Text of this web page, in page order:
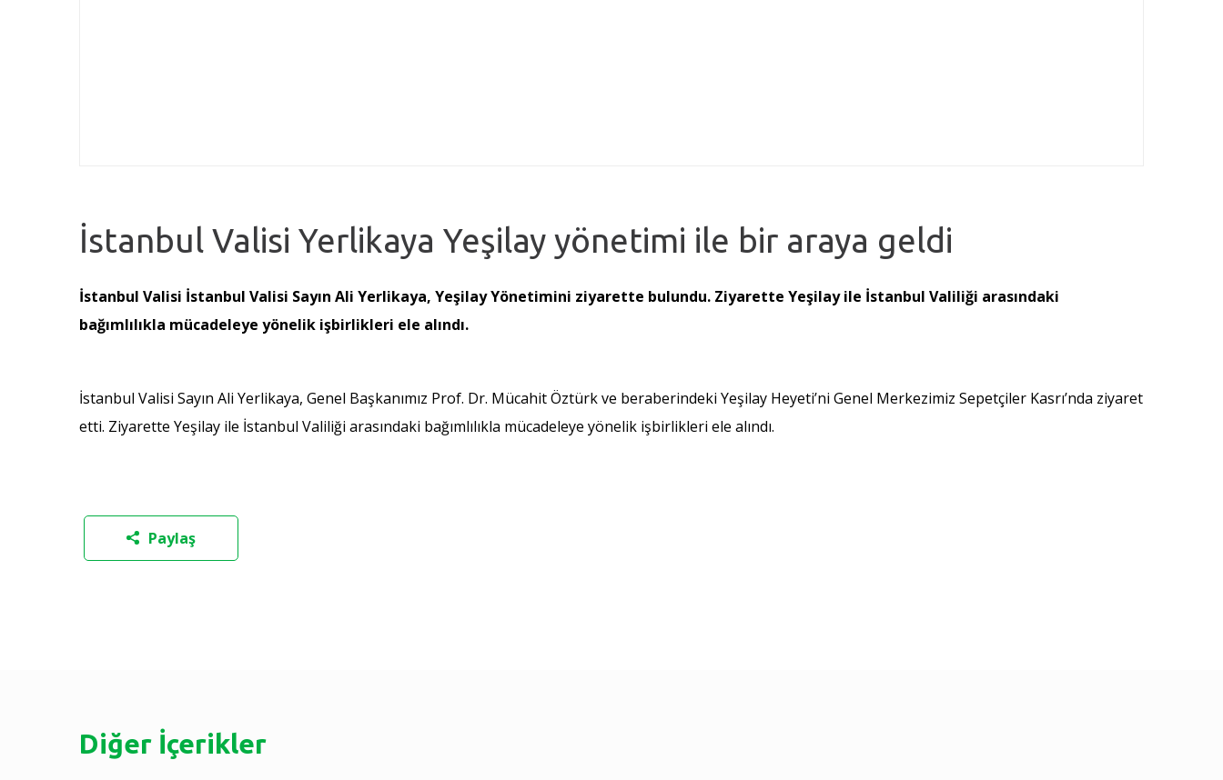
İstanbul Valisi Yerlikaya Yeşilay yönetimi ile bir araya geldi
İstanbul Valisi İstanbul Valisi Sayın Ali Yerlikaya, Yeşilay Yönetimini ziyarette bulundu. Ziyarette Yeşilay ile İstanbul Valiliği arasındaki
bağımlılıkla mücadeleye yönelik işbirlikleri ele alındı.
İstanbul Valisi Sayın Ali Yerlikaya, Genel Başkanımız Prof. Dr. Mücahit Öztürk ve beraberindeki Yeşilay Heyeti’ni Genel Merkezimiz Sepetçiler Kasrı’nda ziyaret
etti. Ziyarette Yeşilay ile İstanbul Valiliği arasındaki bağımlılıkla mücadeleye yönelik işbirlikleri ele alındı.
Paylaş
Diğer İçerikler